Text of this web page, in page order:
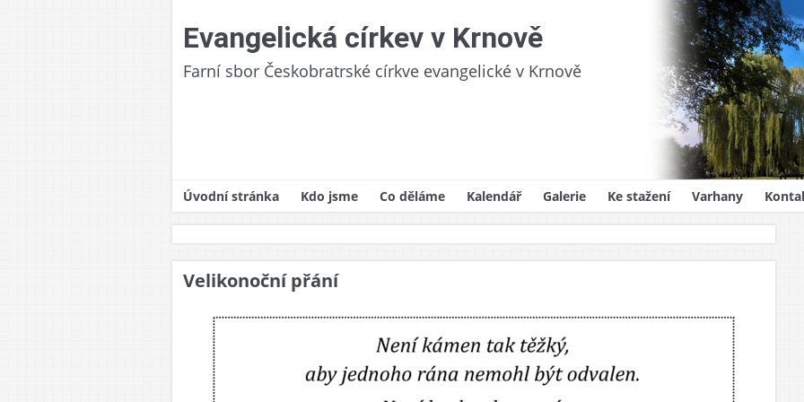
content
Evangelická církev v Krnově
Farní sbor Českobratrské církve evangelické v Krnově
Úvodní stránka
Kdo jsme
Naše církev
Historie
Fara/sborový dům
Podporované projekty
Co děláme
Pravidelná setkání
Bohoslužby
Herna pro děti
Kalendář Galerie
Ke stažení
Sborový zpravodaj
Kázání
Varhany
Velikonoční přání